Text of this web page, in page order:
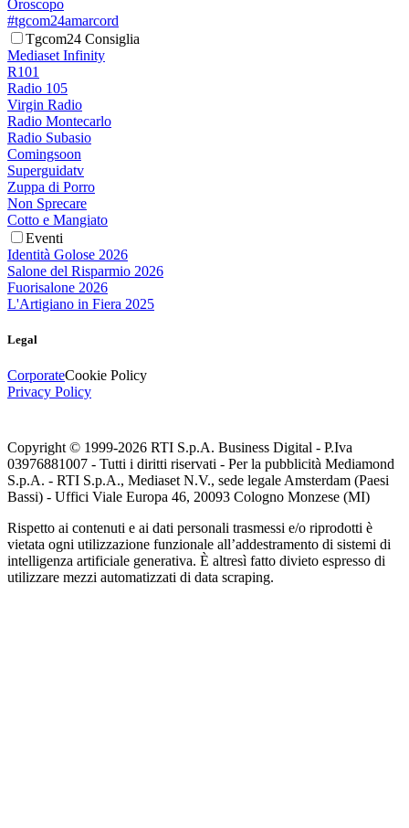
Oroscopo
#tgcom24amarcord
Tgcom24 Consiglia
Mediaset Infinity
R101
Radio 105
Virgin Radio
Radio Montecarlo
Radio Subasio
Comingsoon
Superguidatv
Zuppa di Porro
Non Sprecare
Cotto e Mangiato
Eventi
Identità Golose 2026
Salone del Risparmio 2026
Fuorisalone 2026
L'Artigiano in Fiera 2025
Legal
CorporateCookie Policy
Privacy Policy
Copyright © 1999-2026 RTI S.p.A. Business Digital - P.Iva
03976881007 - Tutti i diritti riservati - Per la pubblicità Mediamond
S.p.A. - RTI S.p.A., Mediaset N.V., sede legale Amsterdam (Paesi
Bassi) - Uffici Viale Europa 46, 20093 Cologno Monzese (MI)
Rispetto ai contenuti e ai dati personali trasmessi e/o riprodotti è
vietata ogni utilizzazione funzionale all’addestramento di sistemi di
intelligenza artificiale generativa. È altresì fatto divieto espresso di
utilizzare mezzi automatizzati di data scraping.